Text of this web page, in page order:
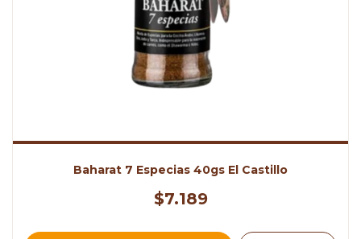
Baharat 7 Especias 40gs El Castillo
$7.189